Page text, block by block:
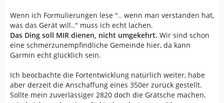
Wenn ich Formulierungen lese ".. wenn man verstanden hat,
was das Gerät will.." muss ich echt lachen.
Das Ding soll MIR dienen, nicht umgekehrt. Wir sind schon
eine schmerzunempfindliche Gemeinde hier, da kann
Garmin echt glücklich sein.
Ich beocbachte die Fortentwicklung natürlich weiter, habe
aber derzeit die Anschaffung eines 350er zurück gestellt.
Sollte mein zuverlässiger 2820 doch die Grätsche machen,